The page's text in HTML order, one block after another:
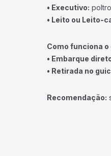
• Executivo:
• Leito ou Leito-
Como funciona o
• Embarque
• Retirada no
Recomendação: